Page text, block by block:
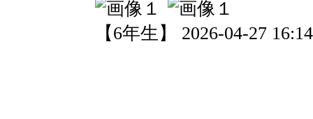
【6年生】 2026-04-27